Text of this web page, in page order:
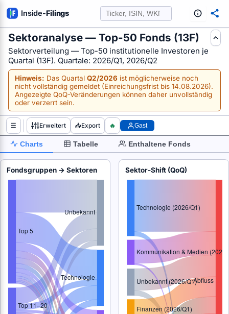
Inside-Filings
AUS SEC-FILINGS AUSWERTEN
Sektoranalyse — Top-50 Fonds (13F)
Sektorverteilung — Top-50 institutionelle Investoren je
Quartal (13F). Quartale: 2026/Q1, 2026/Q2
Hinweis: Das Quartal Q2/2026 ist möglicherweise noch
nicht vollständig gemeldet (Einreichungsfrist bis 14.08.2026).
Angezeigte QoQ-Veränderungen können daher unvollständig
oder verzerrt sein.
☰ Erweitert 📥Export 🔥 Gast
Charts Tabelle Enthaltene Fonds
Fondsgruppen → Sektoren Sektor-Shift (QoQ)